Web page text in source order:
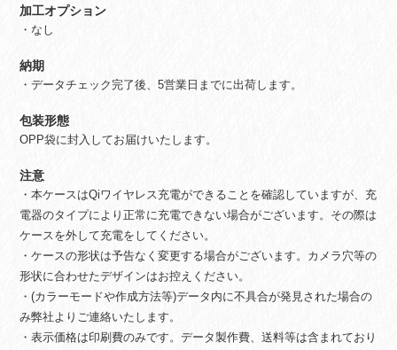
加工オプション
・なし
納期
・データチェック完了後、5営業日までに出荷します。
包装形態
OPP袋に封入してお届けいたします。
注意
・本ケースはQiワイヤレス充電ができることを確認していますが、充
電器のタイプにより正常に充電できない場合がございます。その際は
ケースを外して充電をしてください。
・ケースの形状は予告なく変更する場合がございます。カメラ穴等の
形状に合わせたデザインはお控えください。
・(カラーモードや作成方法等)データ内に不具合が発見された場合の
み弊社よりご連絡いたします。
・表示価格は印刷費のみです。データ製作費、送料等は含まれており